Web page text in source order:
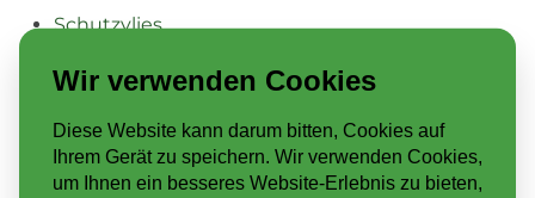
Schutzvlies
Sedummatten
Kiesel
In unserem Fertigpaket haben wir alle Materialien
Wir verwenden Cookies
Diese Website kann darum bitten, Cookies auf
Ihrem Gerät zu speichern. Wir verwenden Cookies,
um Ihnen ein besseres Website-Erlebnis zu bieten,